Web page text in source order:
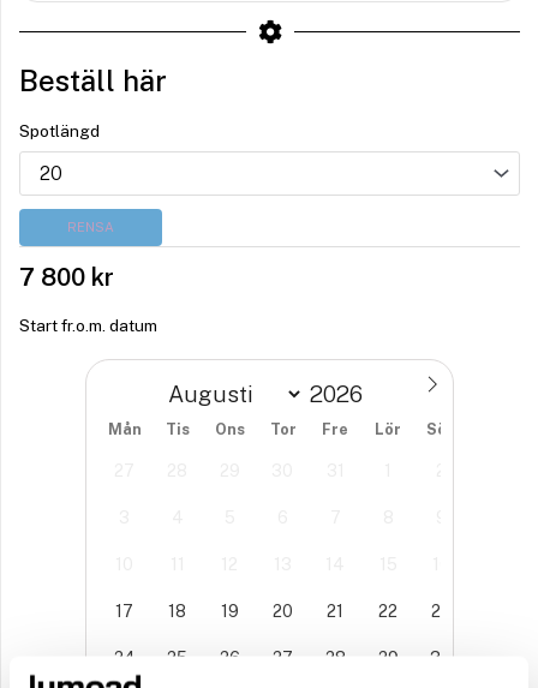
Beställ här
Spotlängd
RENSA
7 800 kr
Start fr.o.m. datum
Mån Tis Ons Tor Fre Lör Sön
17 18 19 20 21 22 23
24 25 26 27 28 29 30